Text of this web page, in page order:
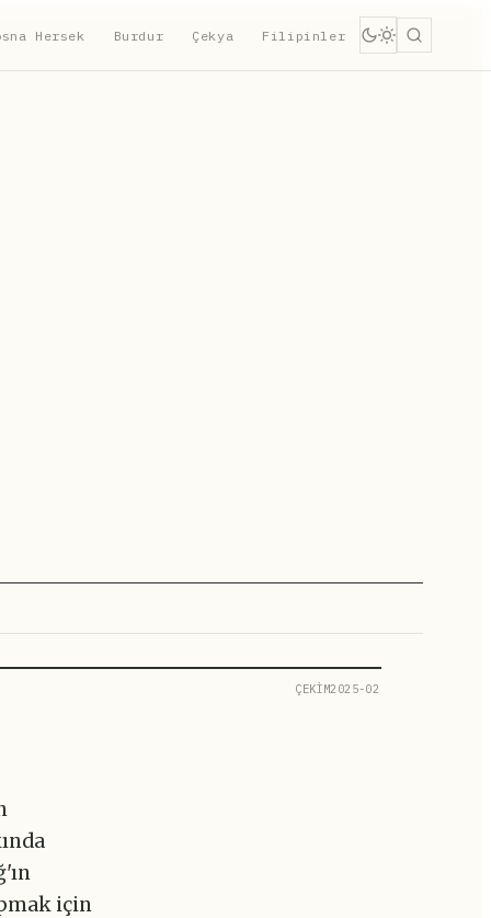
Hersek Burdur Çekya Filipinler
ÇEKİM2025-02
için